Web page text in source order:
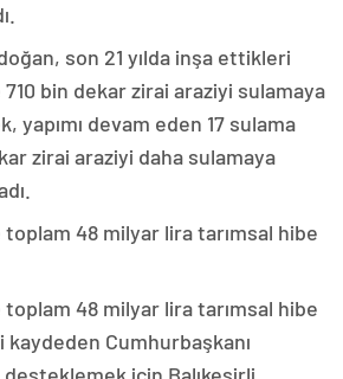
son 21 yılda inşa ettikleri
bin dekar zirai araziyi sulamaya
yapımı devam eden 17 sulama
zirai araziyi daha sulamaya
48 milyar lira tarımsal hibe
48 milyar lira tarımsal hibe
Cumhurbaşkanı